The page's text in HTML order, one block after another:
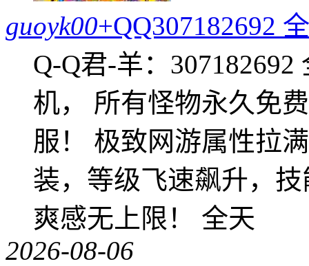
guoyk00+QQ307182692
Q-Q君-羊：
机， 所有怪物永久免
服！ 极致网游属性拉
装，等级飞速飙升，
爽感无上限！ 全天
2026-08-06